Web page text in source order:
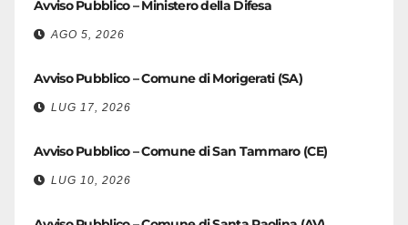
Avviso Pubblico – Ministero della Difesa
AGO 5, 2026
Avviso Pubblico – Comune di Morigerati (SA)
LUG 17, 2026
Avviso Pubblico – Comune di San Tammaro (CE)
LUG 10, 2026